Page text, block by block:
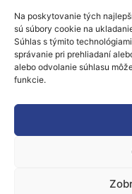
Na poskytovanie tých
sú súbory cookie na
Súhlas s týmito
správanie pri prehliadaní
alebo odvolanie súhlasu
funkcie.
úniou v rámci